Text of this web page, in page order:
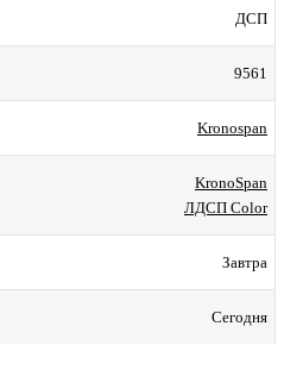
ДСП
9561
Kronospan
KronoSpan
ЛДСП Color
Завтра
Сегодня